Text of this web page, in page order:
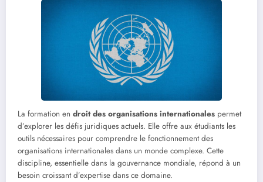
La formation en droit des organisations internationales permet
d’explorer les défis juridiques actuels. Elle offre aux étudiants les
outils nécessaires pour comprendre le fonctionnement des
organisations internationales dans un monde complexe. Cette
discipline, essentielle dans la gouvernance mondiale, répond à un
besoin croissant d’expertise dans ce domaine.